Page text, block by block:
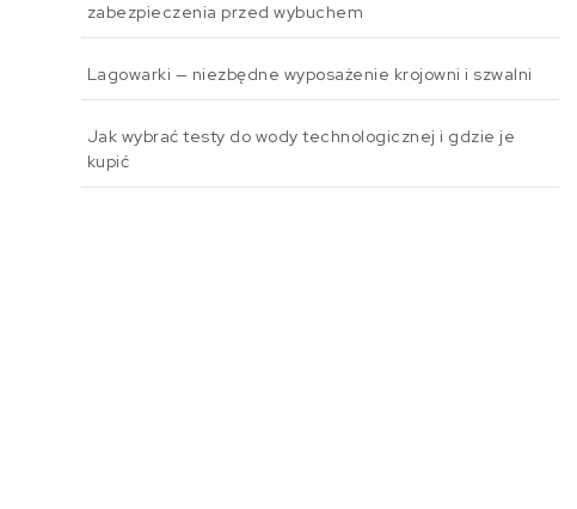
zabezpieczenia przed wybuchem
Lagowarki — niezbędne wyposażenie krojowni i szwalni
Jak wybrać testy do wody technologicznej i gdzie je
kupić